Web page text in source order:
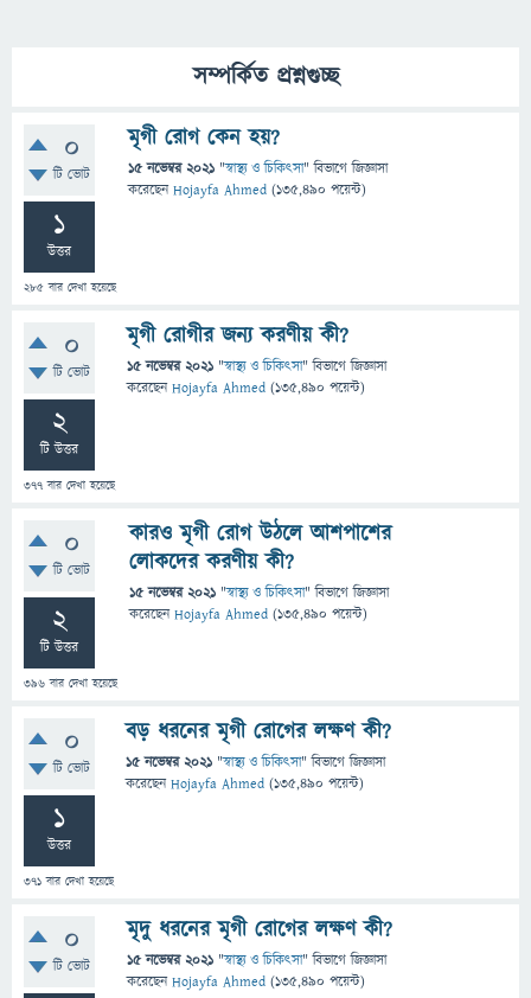
সম্পর্কিত প্রশ্নগুচ্ছ
0
টি ভোট
1
উত্তর
285 বার দেখা হয়েছে
মৃগী রোগ কেন হয়?
15 নভেম্বর 2021 "স্বাস্থ্য ও চিকিৎসা" বিভাগে জিজ্ঞাসা
করেছেনHojayfa Ahmed (135,490 পয়েন্ট)
0
টি ভোট
2
টি উত্তর
377 বার দেখা হয়েছে
মৃগী রোগীর জন্য করণীয় কী?
15 নভেম্বর 2021 "স্বাস্থ্য ও চিকিৎসা" বিভাগে জিজ্ঞাসা
করেছেনHojayfa Ahmed (135,490 পয়েন্ট)
0
টি ভোট
2
টি উত্তর
396 বার দেখা হয়েছে
কারও মৃগী রোগ উঠলে আশপাশের
লোকদের করণীয় কী?
15 নভেম্বর 2021 "স্বাস্থ্য ও চিকিৎসা" বিভাগে জিজ্ঞাসা
করেছেনHojayfa Ahmed (135,490 পয়েন্ট)
0
টি ভোট
1
উত্তর
371 বার দেখা হয়েছে
বড় ধরনের মৃগী রোগের লক্ষণ কী?
15 নভেম্বর 2021 "স্বাস্থ্য ও চিকিৎসা" বিভাগে জিজ্ঞাসা
করেছেনHojayfa Ahmed (135,490 পয়েন্ট)
0
টি ভোট
মৃদু ধরনের মৃগী রোগের লক্ষণ কী?
15 নভেম্বর 2021 "স্বাস্থ্য ও চিকিৎসা" বিভাগে জিজ্ঞাসা
করেছেনHojayfa Ahmed (135,490 পয়েন্ট)